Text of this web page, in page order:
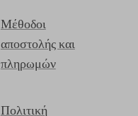
Μέθοδοι
αποστολής και
πληρωμών
Πολιτική